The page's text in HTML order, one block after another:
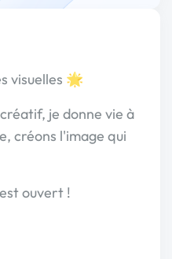
visuelles 🌟
je donne vie à
créons l'image qui
ouvert !